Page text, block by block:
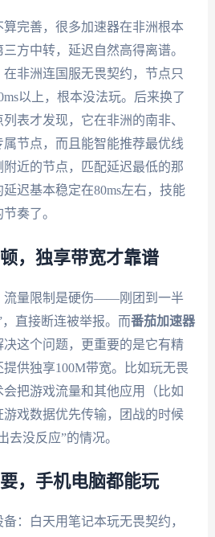
完善，很多加速器在非洲根本
方中转，延迟自然高得离谱。
非洲连国服无畏契约，节点只
以上，根本没法玩。后来换了
表才发现，它在非洲的南非、
节点，而且能智能推荐最优线
近的节点，匹配延迟最低的那
迟基本稳定在80ms左右，技能
奏了。
，独享带宽才靠谱
流量限制是硬伤——刚团到一半
直接断连被举报。而番茄加速器
这个问题，更重要的是它有精
供独享100M带宽。比如玩无畏
把游戏流量和其他应用（比如
戏数据优先传输，团战的时候
去没反应”的情况。
，手机电脑都能玩
：白天用笔记本玩无畏契约，